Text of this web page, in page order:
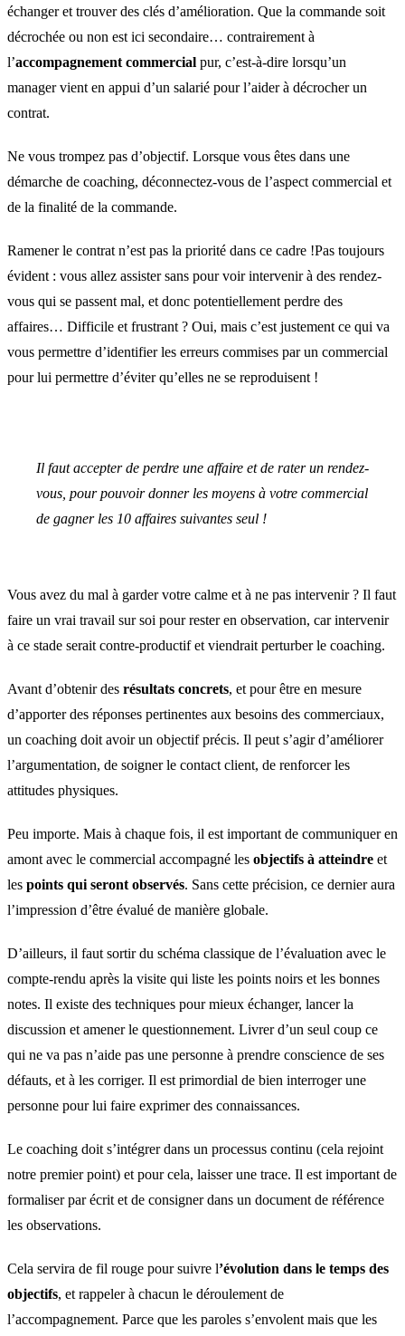
échanger et trouver des clés d’amélioration. Que la commande soit
décrochée ou non est ici secondaire… contrairement à
l’accompagnement commercial pur, c’est-à-dire lorsqu’un
manager vient en appui d’un salarié pour l’aider à décrocher un
contrat.
Ne vous trompez pas d’objectif. Lorsque vous êtes dans une
démarche de coaching, déconnectez-vous de l’aspect commercial et
de la finalité de la commande.
Ramener le contrat n’est pas la priorité dans ce cadre !Pas toujours
évident : vous allez assister sans pour voir intervenir à des rendez-
vous qui se passent mal, et donc potentiellement perdre des
affaires… Difficile et frustrant ? Oui, mais c’est justement ce qui va
vous permettre d’identifier les erreurs commises par un commercial
pour lui permettre d’éviter qu’elles ne se reproduisent !
Il faut accepter de perdre une affaire et de rater un rendez-
vous, pour pouvoir donner les moyens à votre commercial
de gagner les 10 affaires suivantes seul !
Vous avez du mal à garder votre calme et à ne pas intervenir ? Il faut
faire un vrai travail sur soi pour rester en observation, car intervenir
à ce stade serait contre-productif et viendrait perturber le coaching.
Avant d’obtenir des résultats concrets, et pour être en mesure
d’apporter des réponses pertinentes aux besoins des commerciaux,
un coaching doit avoir un objectif précis. Il peut s’agir d’améliorer
l’argumentation, de soigner le contact client, de renforcer les
attitudes physiques.
Peu importe. Mais à chaque fois, il est important de communiquer en
amont avec le commercial accompagné les objectifs à atteindre et
les points qui seront observés. Sans cette précision, ce dernier aura
l’impression d’être évalué de manière globale.
D’ailleurs, il faut sortir du schéma classique de l’évaluation avec le
compte-rendu après la visite qui liste les points noirs et les bonnes
notes. Il existe des techniques pour mieux échanger, lancer la
discussion et amener le questionnement. Livrer d’un seul coup ce
qui ne va pas n’aide pas une personne à prendre conscience de ses
défauts, et à les corriger. Il est primordial de bien interroger une
personne pour lui faire exprimer des connaissances.
Le coaching doit s’intégrer dans un processus continu (cela rejoint
notre premier point) et pour cela, laisser une trace. Il est important de
formaliser par écrit et de consigner dans un document de référence
les observations.
Cela servira de fil rouge pour suivre l’évolution dans le temps des
objectifs, et rappeler à chacun le déroulement de
l’accompagnement. Parce que les paroles s’envolent mais que les